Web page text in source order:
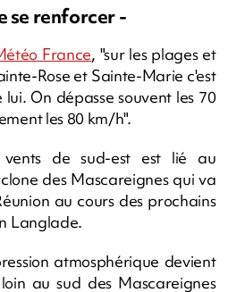
se renforcer -
France, "sur les plages et
Rose et Sainte-Marie c'est
On dépasse souvent les 70
les 80 km/h".
vents de sud-est est lié au
des Mascareignes qui va
au cours des prochains
Langlade.
atmosphérique devient
au sud des Mascareignes